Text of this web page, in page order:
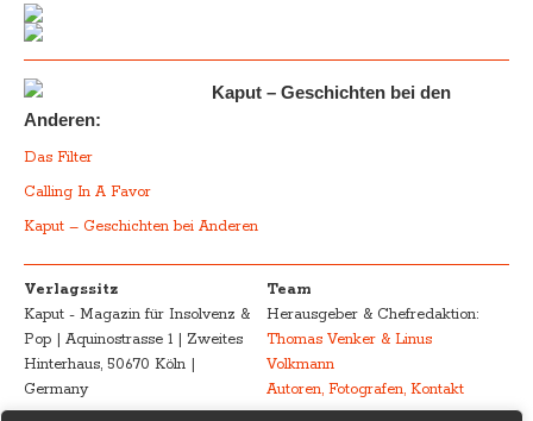
Kaput – Geschichten bei den
Anderen:
Das Filter
Calling In A Favor
Kaput – Geschichten bei Anderen
Verlagssitz
Kaput - Magazin für Insolvenz &
Pop | Aquinostrasse 1 | Zweites
Hinterhaus, 50670 Köln |
Germany
Team
Herausgeber & Chefredaktion:
Thomas Venker & Linus
Volkmann
Autoren, Fotografen, Kontakt